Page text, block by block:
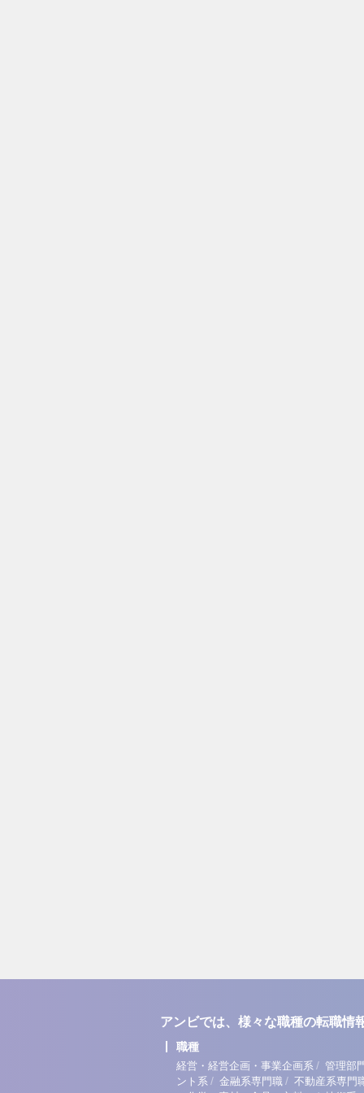
アンビでは、様々な職種の転職情
職種
経営・経営企画・事業企画系 / 管理部
ント系 / 金融系専門職 / 不動産系専門